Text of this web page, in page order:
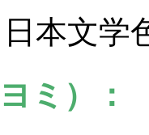
日本文
ミ）：